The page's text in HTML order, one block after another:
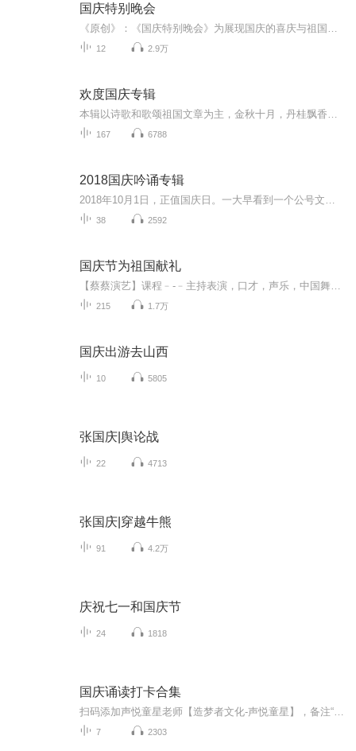
国庆特别晚会
12 2.9万
欢度国庆专辑
167 6788
2018国庆吟诵专辑
38 2592
国庆节为祖国献礼
215 1.7万
国庆出游去山西
10 5805
张国庆|舆论战
22 4713
张国庆|穿越牛熊
91 4.2万
庆祝七一和国庆节
24 1818
国庆诵读打卡合集
7 2303